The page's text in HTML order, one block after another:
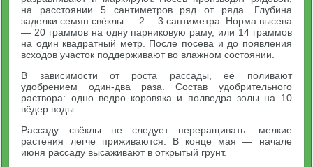
на расстоянии 5 сантиметров ряд от ряда. Глубина
заделки семян свёклы — 2— 3 сантиметра. Норма высева
— 20 граммов на одну парниковую раму, или 14 граммов
на один квадратный метр. После посева и до появления
всходов участок поддерживают во влажном состоянии.
В зависимости от роста рассады, её поливают
удобрением один-два раза. Состав удобрительного
раствора: одно ведро коровяка и полведра золы на 10
вёдер воды.
Рассаду свёклы не следует переращивать: мелкие
растения легче приживаются. В конце мая — начале
июня рассаду высаживают в открытый грунт.